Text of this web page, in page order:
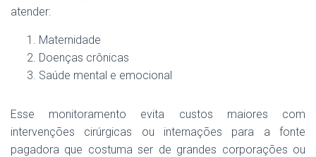
atender:
Maternidade
Doenças crônicas
Saúde mental e emocional
Esse monitoramento evita custos maiores com
intervenções cirúrgicas ou internações para a fonte
pagadora que costuma ser de grandes corporações ou